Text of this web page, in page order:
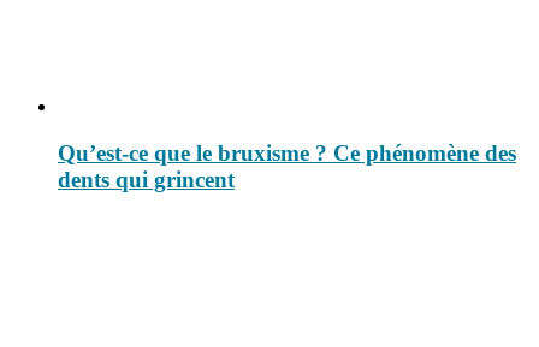
Qu’est-ce que le bruxisme ? Ce phénomène des
dents qui grincent